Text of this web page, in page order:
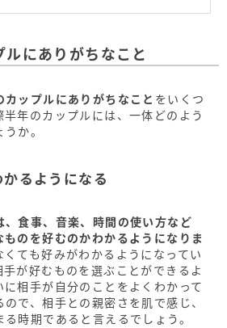
りとする
にありがちなこと
カップルにありがちなこと をいくつ
年のカップルには、一体どのよう
か。
るようになる
食事、音楽、時間の使い方など
のを好むのかわかるようになりま
ても好みがわかるようになってい
が好むものを選ぶことができるよ
相手が自分のことをよくわかって
で、相手との親密さを肌で感じ、
時期であると言えるでしょう。